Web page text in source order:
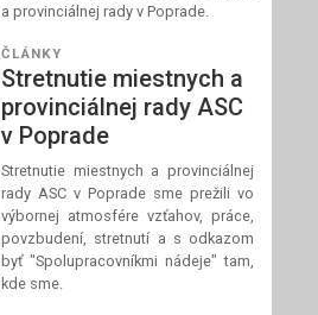
a provinciálnej rady v Poprade.
ČLÁNKY
Stretnutie miestnych a
provinciálnej rady ASC
v Poprade
Stretnutie miestnych a provinciálnej
rady ASC v Poprade sme prežili vo
výbornej atmosfére vzťahov, práce,
povzbudení, stretnutí a s odkazom
byť "Spolupracovníkmi nádeje" tam,
kde sme.